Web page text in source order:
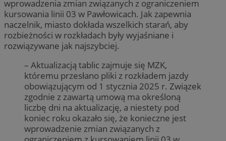
wprowadzenia zmian związanych z ograniczeniem
kursowania linii 03 w Pawłowicach. Jak zapewnia
naczelnik, miasto dokłada wszelkich starań, aby
rozbieżności w rozkładach były wyjaśniane i
rozwiązywane jak najszybciej.
– Aktualizacją tablic zajmuje się MZK,
któremu przesłano pliki z rozkładem jazdy
obowiązującym od 1 stycznia 2025 r. Związek
zgodnie z zawartą umową ma określoną
liczbę dni na aktualizację, a niestety pod
koniec roku okazało się, że konieczne jest
wprowadzenie zmian związanych z